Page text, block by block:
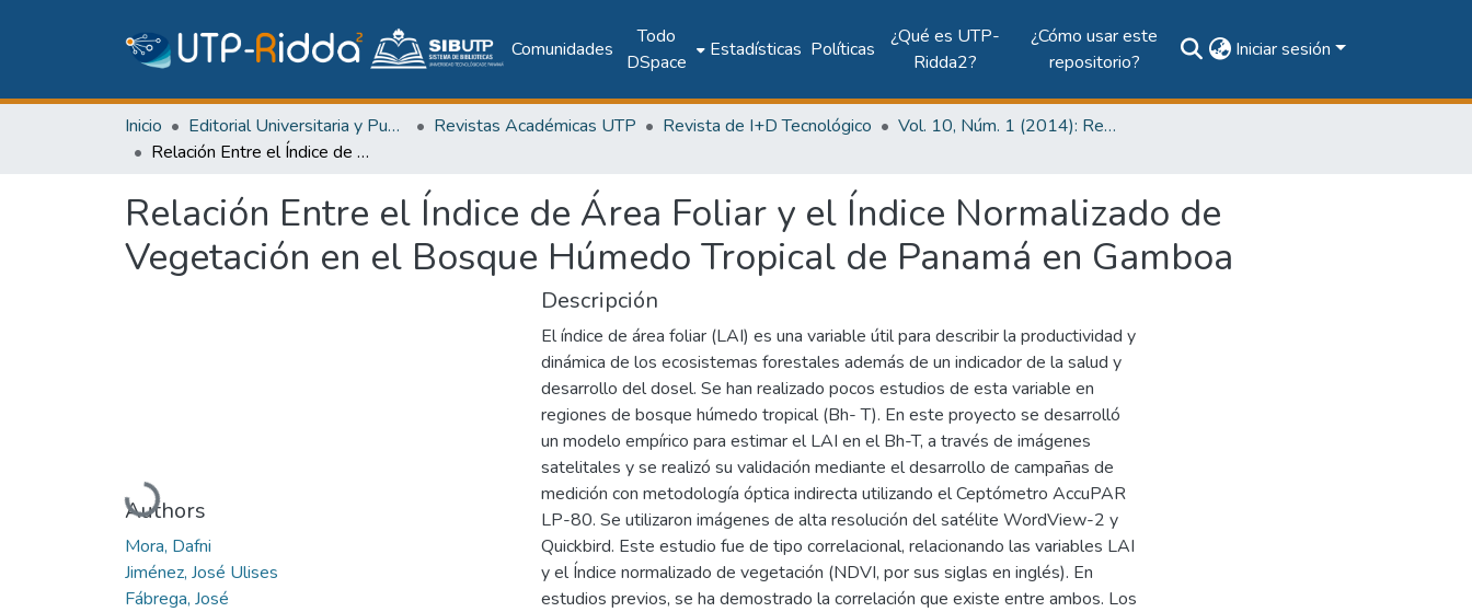
Comunidades
Todo
DSpace
Estadísticas Políticas
¿Qué es UTP-
Ridda2?
¿Cómo usar este
repositorio?
Iniciar sesión
Inicio Editorial Universitaria y Publicaciones Seriadas Revistas Académicas UTP Revista de I+D Tecnológico
Vol. 10, Núm. 1 (2014): Revista I+D Tecnológico
Relación Entre el Índice de Área Foliar y el Índice Normalizado de Vegetación en el Bosque Húmedo Tropical de Panamá en Gamboa
Relación Entre el Índice de Área Foliar y el Índice Normalizado de
Vegetación en el Bosque Húmedo Tropical de Panamá en Gamboa
Cargando...
Authors
Mora, Dafni
Jiménez, José Ulises
Fábrega, José
Descripción
El índice de área foliar (LAI) es una variable útil para describir la productividad y
dinámica de los ecosistemas forestales además de un indicador de la salud y
desarrollo del dosel. Se han realizado pocos estudios de esta variable en
regiones de bosque húmedo tropical (Bh- T). En este proyecto se desarrolló
un modelo empírico para estimar el LAI en el Bh-T, a través de imágenes
satelitales y se realizó su validación mediante el desarrollo de campañas de
medición con metodología óptica indirecta utilizando el Ceptómetro AccuPAR
LP-80. Se utilizaron imágenes de alta resolución del satélite WordView-2 y
Quickbird. Este estudio fue de tipo correlacional, relacionando las variables LAI
y el Índice normalizado de vegetación (NDVI, por sus siglas en inglés). En
estudios previos, se ha demostrado la correlación que existe entre ambos. Los